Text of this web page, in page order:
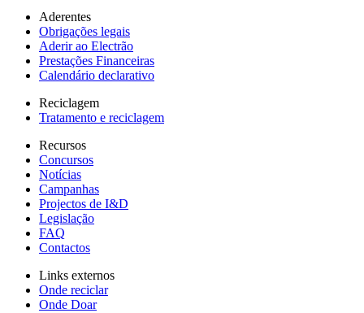
Aderentes
Obrigações legais
Aderir ao Electrão
Prestações Financeiras
Calendário declarativo
Reciclagem
Tratamento e reciclagem
Recursos
Concursos
Notícias
Campanhas
Projectos de I&D
Legislação
FAQ
Contactos
Links externos
Onde reciclar
Onde Doar